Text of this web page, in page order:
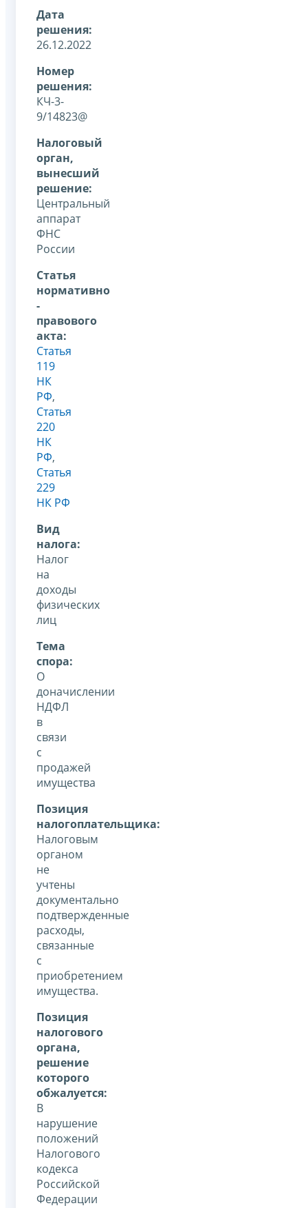
Дата
решения:
26.12.2022
Номер
решения:
КЧ-3-
9/14823@
Налоговый
орган,
вынесший
решение:
Центральный
аппарат
ФНС
России
Статья
нормативно
-
правового
акта:
Статья
119
НК
РФ,
Статья
220
НК
РФ,
Статья
229
НК РФ
Вид
налога:
Налог
на
доходы
физических
лиц
Тема
спора:
О
доначислении
НДФЛ
в
связи
с
продажей
имущества
Позиция
налогоплательщика:
Налоговым
органом
не
учтены
документально
подтвержденные
расходы,
связанные
с
приобретением
имущества.
Позиция
налогового
органа,
решение
которого
обжалуется:
В
нарушение
положений
Налогового
кодекса
Российской
Федерации